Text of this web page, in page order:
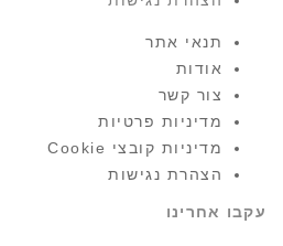
תנאי אתר
אודות
צור קשר
מדיניות פרטיות
מדיניות קובצי Cookie
הצהרת נגישות
עקבו אחרינו